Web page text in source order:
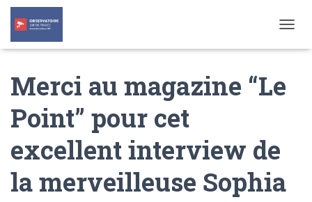
O
Merci au magazine “Le
Point” pour cet
excellent interview de
la merveilleuse Sophia